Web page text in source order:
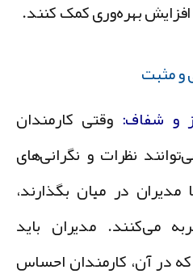
بهره‌وری کمک کنند.
شفاف: وقتی کارمندان
نظرات و نگرانی‌های
در میان بگذارند،
می‌کنند. مدیران باید
در آن، کارمندان احساس